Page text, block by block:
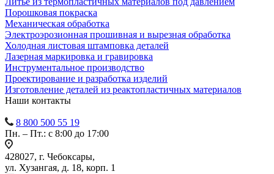
Порошковая покраска
Механическая обработка
Электроэрозионная прошивная и вырезная обработка
Холодная листовая штамповка деталей
Лазерная маркировка и гравировка
Инструментальное производство
Проектирование и разработка изделий
Изготовление деталей из реактопластичных материалов
Наши контакты
8 800 500 55 19
Пн. – Пт.: с 8:00 до 17:00
428027, г. Чебоксары,
ул. Хузангая, д. 18, корп. 1